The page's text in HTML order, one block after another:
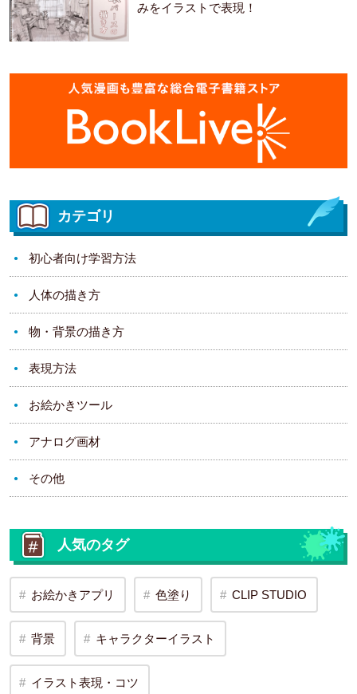
みをイラストで表現！
カテゴリ
初心者向け学習方法
人体の描き方
物・背景の描き方
表現方法
お絵かきツール
アナログ画材
その他
人気のタグ
お絵かきアプリ 色塗り CLIP STUDIO
背景 キャラクターイラスト
イラスト表現・コツ